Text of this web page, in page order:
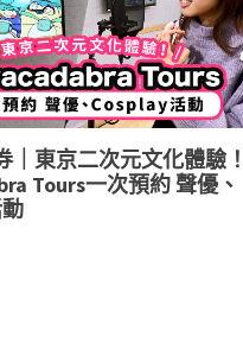
｜東京二次元文化體驗！
Tours一次預約 聲優、